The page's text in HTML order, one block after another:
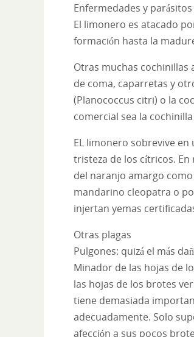
Enfermedades y parásitos
El limonero es atacado
formación hasta la
Otras muchas
de coma, caparretas y
(Planococcus citri) o la
comercial sea la
EL limonero sobrevive
tristeza de los cítricos.
del naranjo amargo
mandarino cleopatra o
injertan yemas
Otras plagas
Pulgones: quizá el más
Minador de las hojas de
las hojas de los brotes
tiene demasiada
adecuadamente. Solo
afección a sus pocos